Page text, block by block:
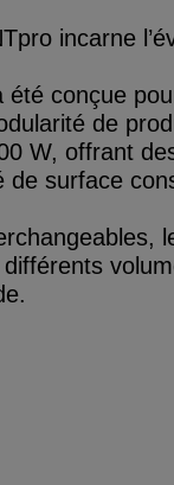
incarne
conçue
de
W, offrant
surface